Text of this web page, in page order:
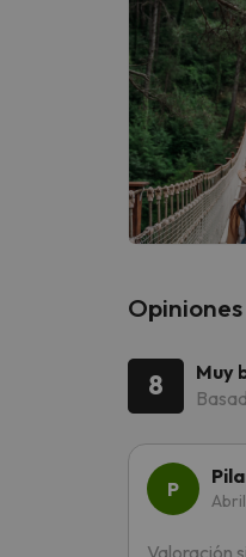
8
Muy
Valoración